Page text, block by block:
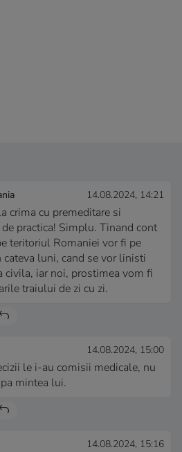
14.08.2024, 14:21
crima cu premeditare si
practica! Simplu. Tinand cont
teritoriul Romaniei vor fi pe
luni, cand se vor linisti
civila, iar noi, prostimea vom fi
traiului de zi cu zi.
14.08.2024, 15:00
le i-au comisii medicale, nu
mintea lui.
14.08.2024, 15:16